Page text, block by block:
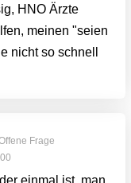
HNO Ärzte
meinen "seien
nicht so schnell
Frage